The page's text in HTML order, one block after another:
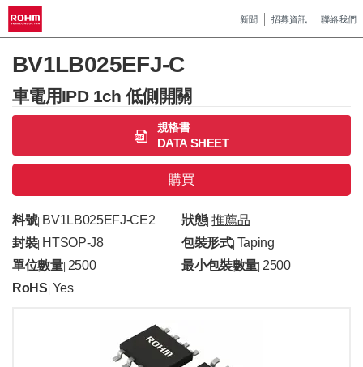
新聞 招募資訊 聯絡我們
BV1LB025EFJ-C
車電用IPD 1ch 低側開關
規格書
DATA SHEET
購買
料號| BV1LB025EFJ-CE2 狀態|推薦品
封裝| HTSOP-J8 包裝形式| Taping
單位數量| 2500 最小包裝數量 |2500
RoHS Yes